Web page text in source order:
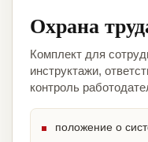
Охрана
Комплект для
инструктажи,
контроль
положение о